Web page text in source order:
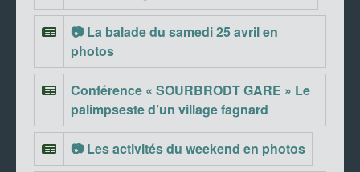
📷 La balade du samedi 25 avril en
photos
Conférence « SOURBRODT GARE » Le
palimpseste d’un village fagnard
📷 Les activités du weekend en photos